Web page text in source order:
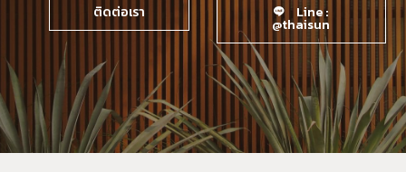
ติดต่อเรา Line :
@thaisun